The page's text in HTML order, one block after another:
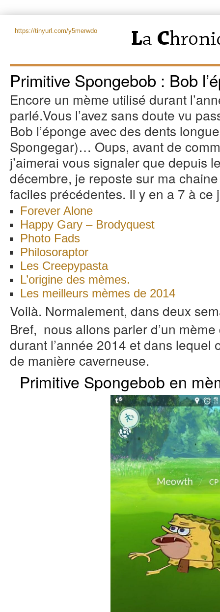
https://tinyurl.com/y5merwdo
Primitive Spongebob : Bob
Encore un mème utilisé durant
parlé.Vous l’avez sans doute vu
Bob l’éponge avec des dents
Spongegar)… Oups, avant de
j’aimerai vous signaler que depuis
décembre, je reposte sur ma
faciles précédentes. Il y en a 7 à ce
Forever Alone
Happy Gary – Brodyquest
Photo Fads
Philosoraptor
Les Creepypasta
L’origine des mèmes.
Les meilleurs mèmes de 2014
Voilà. Normalement, dans deux
Bref, nous allons parler d’un
durant l’année 2014 et dans lequel
de manière caverneuse.
Primitive Spongebob en